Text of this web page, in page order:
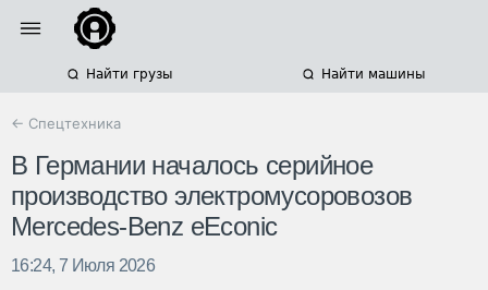
Найти грузы Найти машины
← Спецтехника
В Германии началось серийное
производство электромусоровозов
Mercedes-Benz eEconic
16:24, 7 Июля 2026